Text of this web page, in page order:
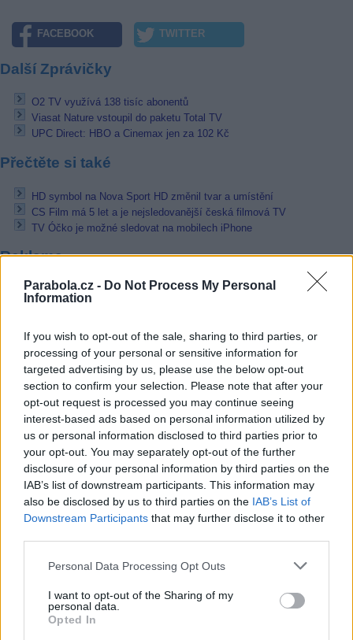
Parabola.cz - Do Not Process My Personal
Information
If you wish to opt-out of the sale, sharing to third parties, or
processing of your personal or sensitive information for
targeted advertising by us, please use the below opt-out
section to confirm your selection. Please note that after your
opt-out request is processed you may continue seeing
interest-based ads based on personal information utilized by
us or personal information disclosed to third parties prior to
your opt-out. You may separately opt-out of the further
disclosure of your personal information by third parties on the
IAB’s list of downstream participants. This information may
also be disclosed by us to third parties on the IAB’s List of
Downstream Participants that may further disclose it to other
Personal Data Processing Opt Outs
I want to opt-out of the Sharing of my
personal data.
Opted In
FACEBOOK TWITTER
Další Zprávičky
O2 TV využívá 138 tisíc abonentů
Viasat Nature vstoupil do paketu Total TV
UPC Direct: HBO a Cinemax jen za 102 Kč
Přečtěte si také
HD symbol na Nova Sport HD změnil tvar a umístění
CS Film má 5 let a je nejsledovanější česká filmová TV
TV Óčko je možné sledovat na mobilech iPhone
Reklama
Pracovní nabídky
48.400 Kč • příspěvek na ubytování (Jihlava, okres Jihlava)
07.08.2026 - Bosch Powertrain s.r.o. Jihlava • obsluha CNC strojů •
48.400 Kč • náborový bonus 50.000 Kč • příspěvek na ubytování
okres Jihlava)
06.08.2026 -Bosch Powertrain s.r.o. Jihlava • CNC operátor• mzda
Kč • náborový bonus 50.000 Kč • příspěvek na ubytování (Jihlava,
Jihlava)
Bosch Powertrain s.r.o. • montážní dělník • mzda 44.700
týdenní zálohy na mzdu 2.000 Kč (Jihlava, okres Jihlava)
06.08.2026 - Bosch Powertrain s.r.o. Jihlava • práce ve skladu • mzda
48.400 Kč • náborový bonus 50.000 Kč • ubytování (Jihlava, okres
... další nabídky zaměstnání